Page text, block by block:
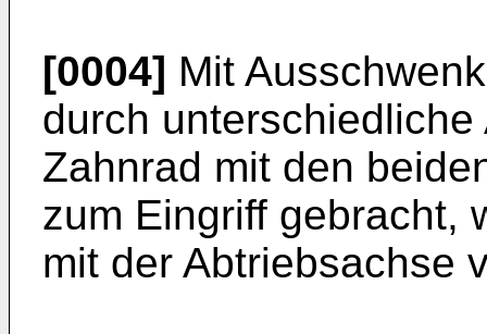
[0004] Mit
durch
Zahnrad mit den
zum Eingriff gebracht,
mit der Abtriebsachse